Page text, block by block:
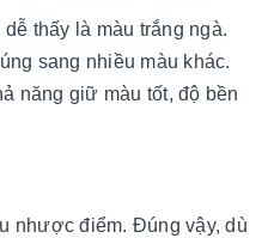
thấy là màu trắng ngà.
sang nhiều màu khác.
năng giữ màu tốt, độ bền
nhược điểm. Đúng vậy, dù